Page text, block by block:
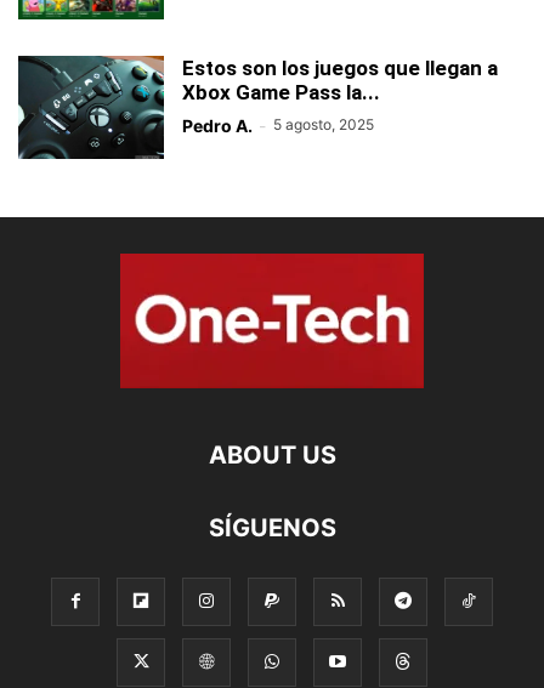
Estos son los juegos que llegan a
Xbox Game Pass la...
Pedro A. - 5 agosto, 2025
ABOUT US
SÍGUENOS